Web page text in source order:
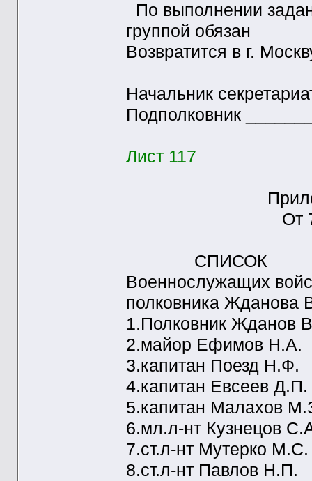
По выполнении
группой обязан
Возвратится в г.
Начальник
Подполковник
Лист 117
От
СПИСОК
Военнослужащих
полковника Жданова
1.Полковник Жданов
2.майор Ефимов Н.А.
3.капитан Поезд Н.Ф.
4.капитан Евсеев Д.П.
5.капитан Малахов
6.мл.л-нт Кузнецов
7.ст.л-нт Мутерко М.С.
8.ст.л-нт Павлов Н.П.